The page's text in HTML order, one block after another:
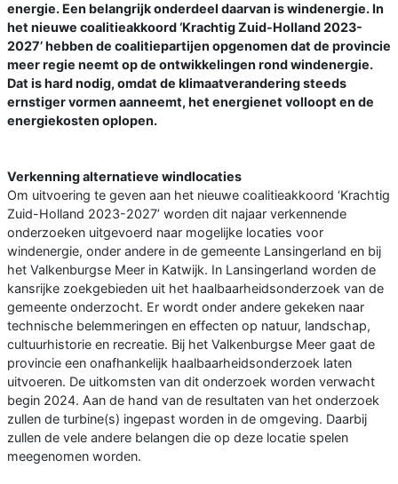
energie. Een belangrijk onderdeel daarvan is windenergie. In
het nieuwe coalitieakkoord ‘Krachtig Zuid-Holland 2023-
2027’ hebben de coalitiepartijen opgenomen dat de provincie
meer regie neemt op de ontwikkelingen rond windenergie.
Dat is hard nodig, omdat de klimaatverandering steeds
ernstiger vormen aanneemt, het energienet volloopt en de
energiekosten oplopen.
Verkenning alternatieve windlocaties
Om uitvoering te geven aan het nieuwe coalitieakkoord ‘Krachtig
Zuid-Holland 2023-2027’ worden dit najaar verkennende
onderzoeken uitgevoerd naar mogelijke locaties voor
windenergie, onder andere in de gemeente Lansingerland en bij
het Valkenburgse Meer in Katwijk. In Lansingerland worden de
kansrijke zoekgebieden uit het haalbaarheidsonderzoek van de
gemeente onderzocht. Er wordt onder andere gekeken naar
technische belemmeringen en effecten op natuur, landschap,
cultuurhistorie en recreatie. Bij het Valkenburgse Meer gaat de
provincie een onafhankelijk haalbaarheidsonderzoek laten
uitvoeren. De uitkomsten van dit onderzoek worden verwacht
begin 2024. Aan de hand van de resultaten van het onderzoek
zullen de turbine(s) ingepast worden in de omgeving. Daarbij
zullen de vele andere belangen die op deze locatie spelen
meegenomen worden.